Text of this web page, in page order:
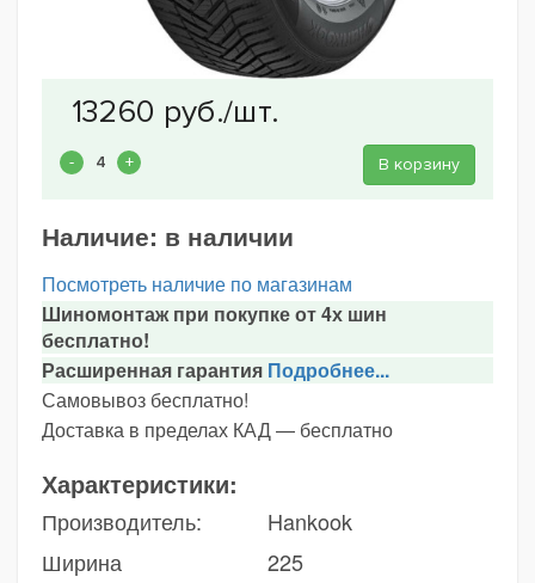
В корзину
Наличие: в наличии
Посмотреть наличие по магазинам
Шиномонтаж при покупке от 4х шин
бесплатно!
Расширенная гарантия Подробнее...
Самовывоз бесплатно!
Доставка в пределах КАД — бесплатно
Характеристики:
Производитель:
Hankook
Ширина
225